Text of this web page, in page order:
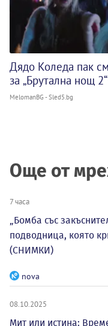
Дядо Коледа пак
за „Брутална нощ
MelomanBG - Sled5.bg
Още от
7 часа
„Бомба със
подводница, която
(СНИМКИ)
nova
08.10.2025
Мит или истина: